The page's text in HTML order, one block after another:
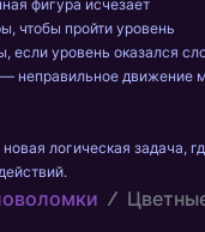
фигура исчезает
чтобы пройти уровень
если уровень оказался
неправильное движение
логическая задача,